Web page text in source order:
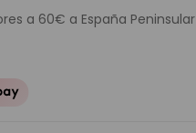
a 60€ a España Peninsular